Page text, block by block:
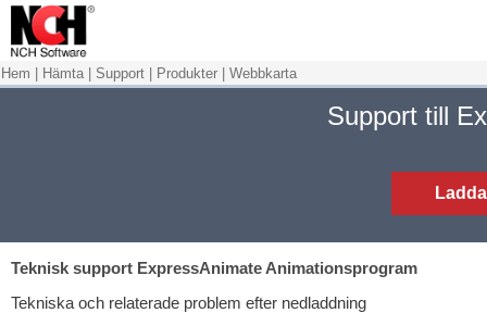
Hem Hämta Support Produkter Webbkarta
Support till
Teknisk support ExpressAnimate Animationsprogram
Tekniska och relaterade problem efter nedladdning